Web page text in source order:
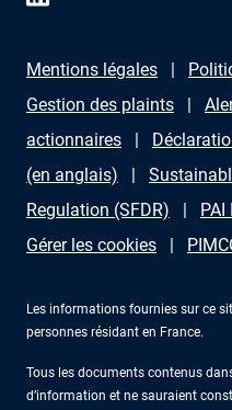
Mentions légales
Gestion des plaints
actionnaires
(en anglais)
Regulation (SFDR)
PAI
Gérer les cookies
Les informations fournies sur ce
personnes résidant en France.
Tous les documents contenus
d’information et ne sauraient